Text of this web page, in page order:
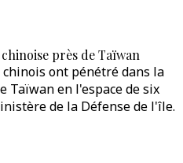
près de Taïwan
ont pénétré dans la
Taïwan en l'espace de six
de la Défense de l'île.